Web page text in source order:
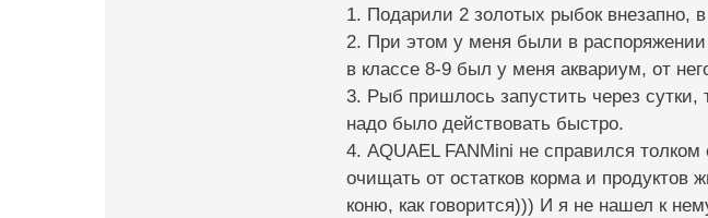
1. Подарили 2 золотых рыбок внезапно,
2. При этом у меня были в
в классе 8-9 был у меня аквариум, от
3. Рыб пришлось запустить через сутки,
надо было действовать быстро.
4. AQUAEL FANMini не справился
очищать от остатков корма и продуктов
коню, как говорится))) И я не нашел к